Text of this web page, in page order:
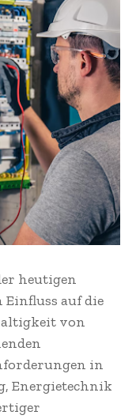
heutigen
auf die
von
in
Energietechnik